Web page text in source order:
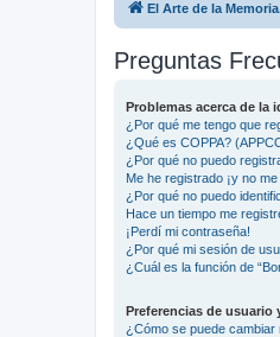
El Arte de la
Preguntas
Problemas acerca de la
¿Por qué me tengo que
¿Qué es COPPA?
¿Por qué no puedo
Me he registrado ¡y no
¿Por qué no puedo
Hace un tiempo me
¡Perdí mi contraseña!
¿Por qué mi sesión de
¿Cuál es la función de
Preferencias de usuario
¿Cómo se puede cambiar